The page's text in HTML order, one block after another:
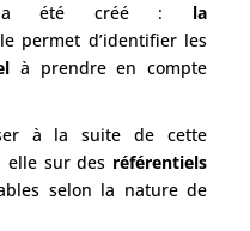
a été créé : la
permet d’identifier les
à prendre en compte
à la suite de cette
elle sur des référentiels
selon la nature de